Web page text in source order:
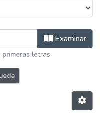
por Materia
Examinar
letras